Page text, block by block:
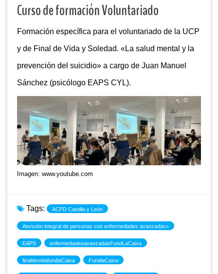
Curso de formación Voluntariado
Formación específica para el voluntariado de la UCP
y de Final de Vida y Soledad. «La salud mental y la
prevención del suicidio» a cargo de Juan Manuel
Sánchez (psicólogo EAPS CYL).
Imagen: www.youtube.com
Tags: ACPD Castilla y León
Atención integral de personas con enfermedades avanzadas»
EAPS enfermedadesavanzadasFundLaCaixa
finaldevidafundlaCaixa FundlaCaixa